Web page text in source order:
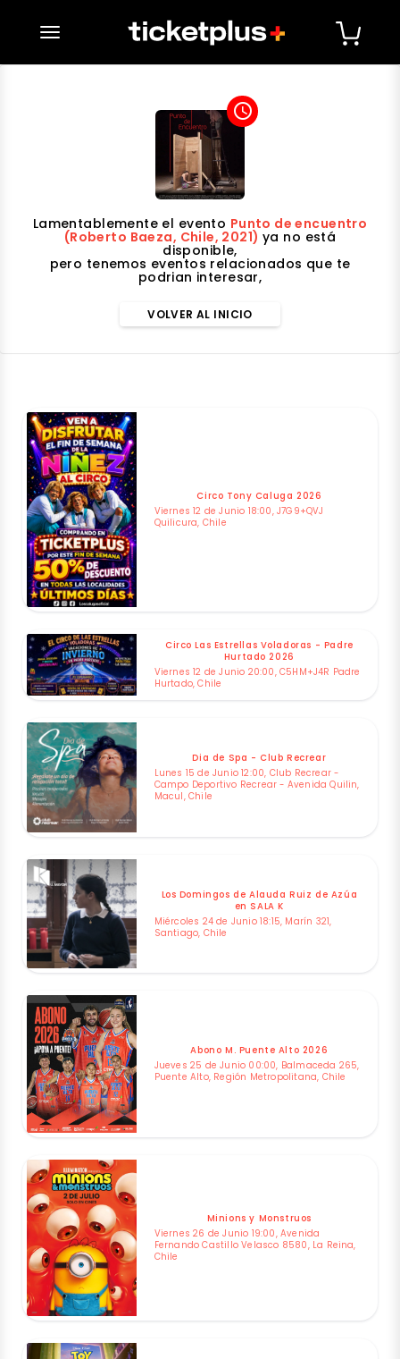
desplegar navegación
access_time
Lamentablemente el evento Punto de encuentro
(Roberto Baeza, Chile, 2021) ya no está
disponible,
pero tenemos eventos relacionados que te
podrian interesar,
VOLVER AL INICIO
Circo Tony Caluga 2026
Viernes 12 de Junio 18:00, J7G9+QVJ
Quilicura, Chile
Circo Las Estrellas Voladoras - Padre
Hurtado 2026
Viernes 12 de Junio 20:00, C5HM+J4R Padre
Hurtado, Chile
Dia de Spa - Club Recrear
Lunes 15 de Junio 12:00, Club Recrear -
Campo Deportivo Recrear - Avenida Quilin,
Macul, Chile
Los Domingos de Alauda Ruiz de Azúa
en SALA K
Miércoles 24 de Junio 18:15, Marín 321,
Santiago, Chile
Abono M. Puente Alto 2026
Jueves 25 de Junio 00:00, Balmaceda 265,
Puente Alto, Región Metropolitana, Chile
Minions y Monstruos
Viernes 26 de Junio 19:00, Avenida
Fernando Castillo Velasco 8580, La Reina,
Chile